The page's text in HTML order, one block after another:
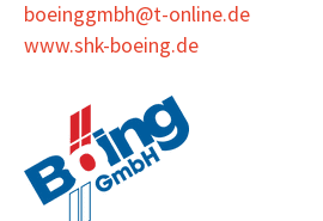
boeinggmbh@t-online.de
www.shk-boeing.de